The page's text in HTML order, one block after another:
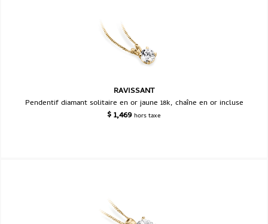
RAVISSANT
Pendentif diamant solitaire en or jaune 18k, chaîne en or incluse
$1,469 hors taxe